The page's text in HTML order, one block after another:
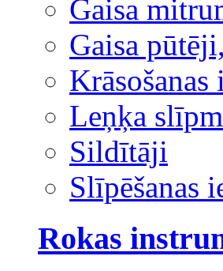
Gaisa
Gaisa
Krāsošanas
Leņķa
Sildītāji
Slīpēšanas
Rokas